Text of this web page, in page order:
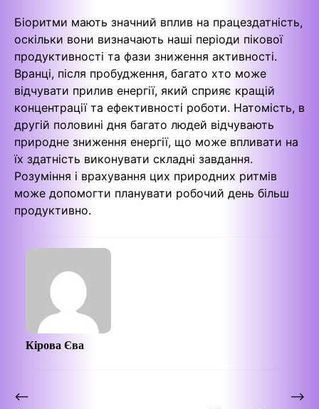
Біоритми мають значний вплив на працездатність,
оскільки вони визначають наші періоди пікової
продуктивності та фази зниження активності.
Вранці, після пробудження, багато хто може
відчувати прилив енергії, який сприяє кращій
концентрації та ефективності роботи. Натомість, в
другій половині дня багато людей відчувають
природне зниження енергії, що може впливати на
їх здатність виконувати складні завдання.
Розуміння і врахування цих природних ритмів
може допомогти планувати робочий день більш
продуктивно.
Кірова Єва
Навігація
⟵
⟶